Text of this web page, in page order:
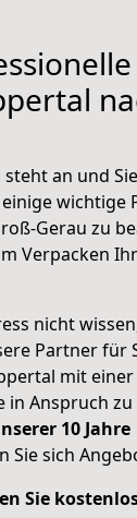
an und
wichtige
Gerau zu
Verpacken
nicht
Partner für
mit einer
in Anspruch
10 Jahre
Sie sich
Sie